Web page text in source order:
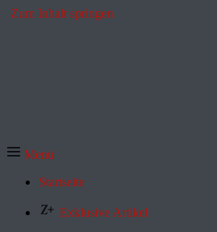
Zum Inhalt springen
Menü
Startseite
Exklusive Artikel